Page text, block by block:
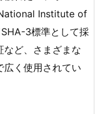
Institute of
3標準として採
など、さまざまな
広く使用されてい